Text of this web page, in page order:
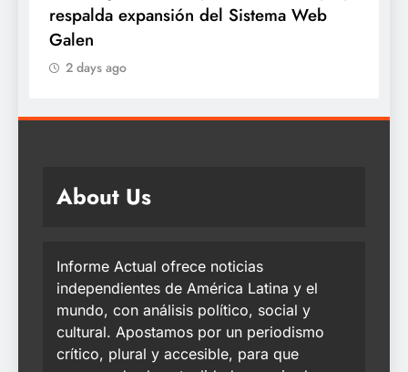
años proveniente de Chanchamayo
2 days ago
About Us
Informe Actual ofrece noticias
independientes de América Latina y el
mundo, con análisis político, social y
cultural. Apostamos por un periodismo
crítico, plural y accesible, para que